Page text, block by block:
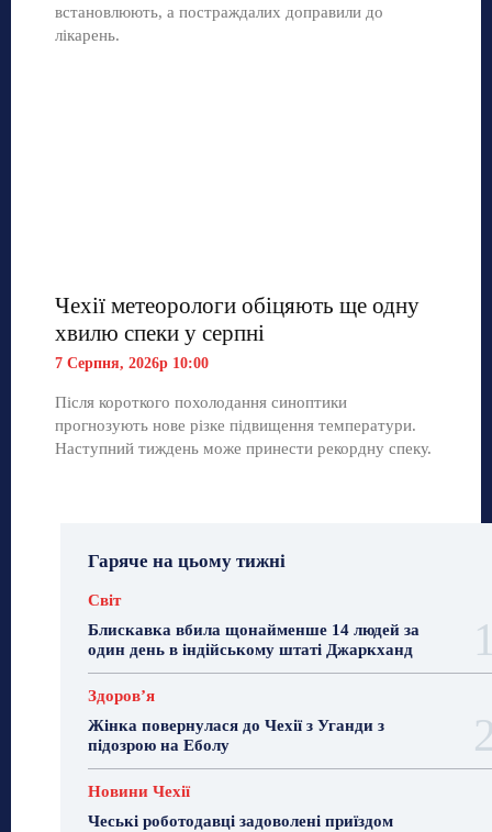
встановлюють, а постраждалих доправили до
лікарень.
Чехії метеорологи обіцяють ще одну
хвилю спеки у серпні
7 Серпня, 2026р 10:00
Після короткого похолодання синоптики
прогнозують нове різке підвищення температури.
Наступний тиждень може принести рекордну спеку.
Гаряче на цьому тижні
Світ
Блискавка вбила щонайменше 14 людей за
один день в індійському штаті Джаркханд
Здоровʼя
Жінка повернулася до Чехії з Уганди з
підозрою на Еболу
Новини Чехії
Чеські роботодавці задоволені приїздом